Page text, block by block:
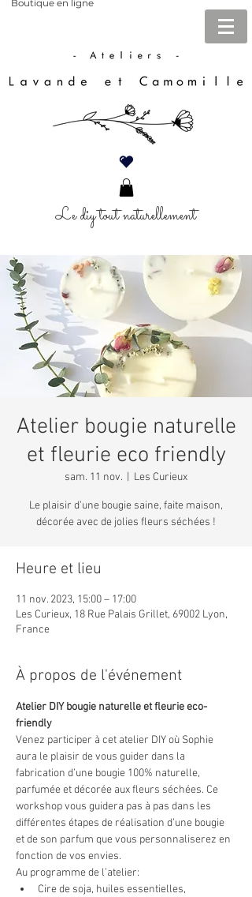
Boutique en ligne
Le diy tout naturellement
Atelier bougie naturelle
et fleurie eco friendly
sam. 11 nov. Les Curieux
Le plaisir d'une bougie saine, faite maison,
décorée avec de jolies fleurs séchées !
Heure et lieu
11 nov. 2023, 15:00 – 17:00
Les Curieux, 18 Rue Palais Grillet, 69002 Lyon,
France
À propos de l'événement
Atelier DIY bougie naturelle et fleurie eco-
friendly
Venez participer à cet atelier DIY où Sophie
aura le plaisir de vous guider dans la
fabrication d’une bougie 100% naturelle,
parfumée et décorée aux fleurs séchées. Ce
workshop vous guidera pas à pas dans les
différentes étapes de réalisation d’une bougie
et de son parfum que vous personnaliserez en
fonction de vos envies.
Au programme de l’atelier:
Cire de soja, huiles essentielles,